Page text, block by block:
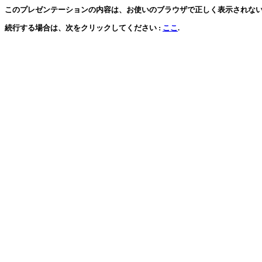
このプレゼンテーションの内容は、お使いのブラウザで正しく表示されな
続行する場合は、次をクリックしてください : ここ.